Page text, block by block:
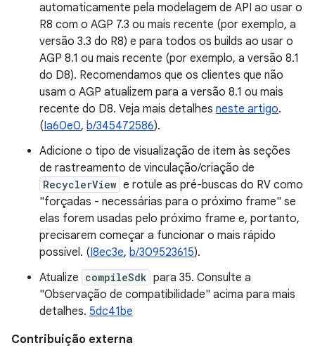
automaticamente pela modelagem de API ao usar o
R8 com o AGP 7.3 ou mais recente (por exemplo, a
versão 3.3 do R8) e para todos os builds ao usar o
AGP 8.1 ou mais recente (por exemplo, a versão 8.1
do D8). Recomendamos que os clientes que não
usam o AGP atualizem para a versão 8.1 ou mais
recente do D8. Veja mais detalhes neste artigo.
(Ia60e0, b/345472586).
Adicione o tipo de visualização de item às seções
de rastreamento de vinculação/criação de
RecyclerView e rotule as pré-buscas do RV como
"forçadas - necessárias para o próximo frame" se
elas forem usadas pelo próximo frame e, portanto,
precisarem começar a funcionar o mais rápido
possível. (I8ec3e, b/309523615).
Atualize compileSdk para 35. Consulte a
"Observação de compatibilidade" acima para mais
detalhes. 5dc41be
Contribuição externa